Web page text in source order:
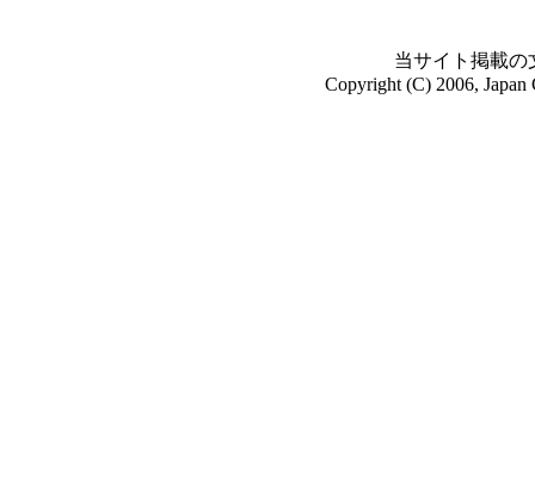
当サイト掲載の
Copyright (C) 2006, Japan